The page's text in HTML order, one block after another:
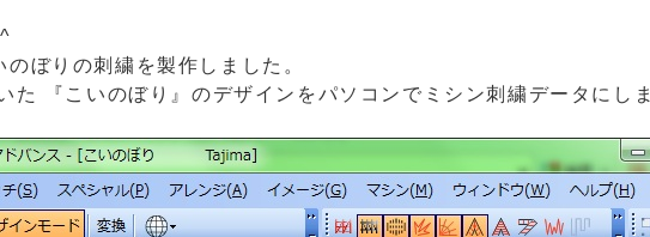
ぼりの刺繍を製作しました。
た 『こいのぼり』のデザインをパソコンでミシン刺繍データにしま